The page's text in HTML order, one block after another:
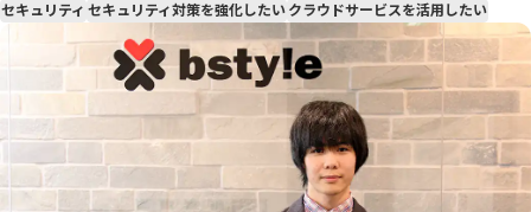
セキュリティ セキュリティ対策を強化したい クラウドサービスを活用したい